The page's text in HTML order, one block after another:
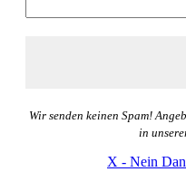
Wir senden keinen Spam!
in
X - Nein